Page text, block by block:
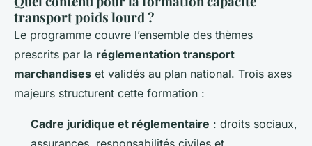
transport poids lourd ?
Le programme couvre l’ensemble des thèmes
prescrits par la réglementation transport
marchandises et validés au plan national. Trois axes
majeurs structurent cette formation :
Cadre juridique et réglementaire : droits sociaux,
assurances, responsabilités civiles et